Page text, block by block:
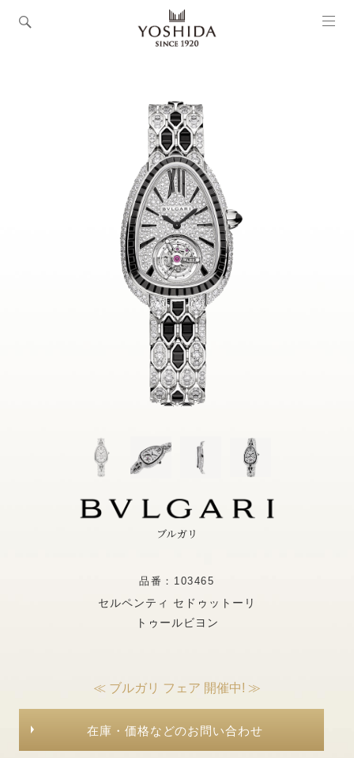
ブルガリ
品番：103465
セルペンティ セドゥットーリ
トゥールビヨン
≪ ブルガリ フェア 開催中! ≫
在庫・価格などのお問い合わせ